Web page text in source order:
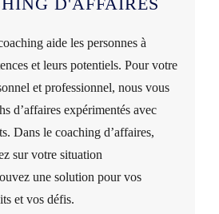
aide les personnes à
et leurs potentiels. Pour votre
et professionnel, nous vous
d’affaires expérimentés avec
Dans le coaching d’affaires,
sur votre situation
une solution pour vos
et vos défis.